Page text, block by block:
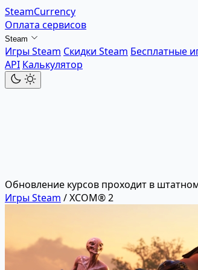
SteamCurrency
Оплата сервисов
Steam
Игры Steam Скидки Steam Бесплатные
API Калькулятор
Обновление курсов проходит в
Игры Steam /XCOM® 2